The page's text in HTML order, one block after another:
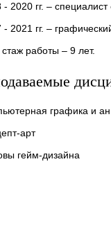
- 2020 гг. –
- 2021 гг. –
работы – 9 лет.
графика и
арт
гейм-дизайна